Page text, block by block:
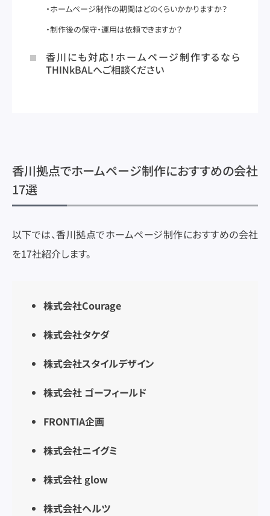
ホームページ制作の期間はどのくらいかかりますか？
制作後の保守・運用は依頼できますか？
香川にも対応！ホームページ制作するなら
THINkBALへご相談ください
香川拠点でホームページ制作におすすめの会社
17選
以下では、香川拠点でホームページ制作におすすめの会社
を17社紹介します。
株式会社Courage
株式会社タケダ
株式会社スタイルデザイン
株式会社 ゴーフィールド
FRONTIA企画
株式会社ニイグミ
株式会社 glow
株式会社ヘルツ